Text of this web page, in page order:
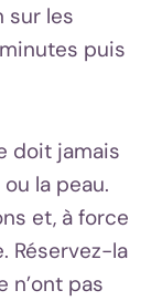
sur les
puis
doit jamais
la peau.
et, à force
Réservez-la
n’ont pas